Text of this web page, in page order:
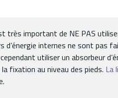
très important de NE PAS
d’énergie internes ne sont pas
utiliser un absorbeur
fixation au niveau des pieds. La